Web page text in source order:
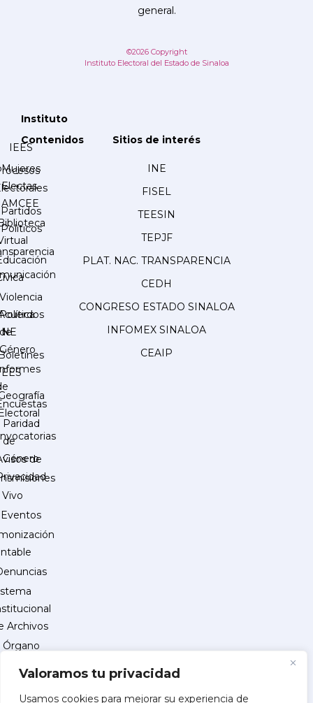
Valoramos tu privacidad
Usamos cookies para mejorar su experiencia de
general.
©2026 Copyright
Instituto Electoral del Estado de Sinaloa
Instituto
IEES
Partidos
Políticos
de
Contenidos
Mujeres
Electas
AMCEE
Violencia
Política
de
Género
Paridad
de
Género
Eventos
Archivos
Órgano
Control
Sitios de interés
INE
FISEL
TEESIN
TEPJF
PLAT. NAC. TRANSPARENCIA
CEDH
CONGRESO ESTADO SINALOA
INFOMEX SINALOA
CEAIP